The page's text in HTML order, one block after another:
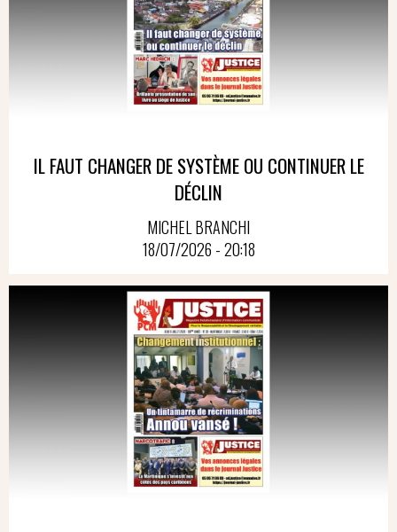
IL FAUT CHANGER DE SYSTÈME OU CONTINUER LE
DÉCLIN
MICHEL BRANCHI
18/07/2026 - 20:18